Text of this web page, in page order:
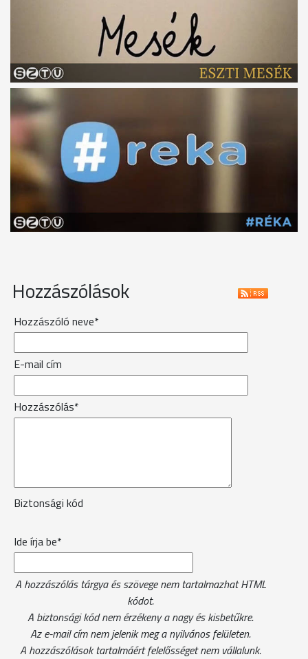
Hozzászólások
Hozzászóló neve*
E-mail cím
Hozzászólás*
Biztonsági kód
Ide írja be*
A hozzászólás tárgya és szövege nem tartalmazhat HTML
kódot.
A biztonsági kód nem érzékeny a nagy és kisbetűkre.
Az e-mail cím nem jelenik meg a nyilvános felületen.
A hozzászólások tartalmáért felelősséget nem vállalunk.